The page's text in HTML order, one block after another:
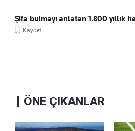
Şifa bulmayı anlatan 1.800 yıllık
Kaydet
ÖNE ÇIKANLAR